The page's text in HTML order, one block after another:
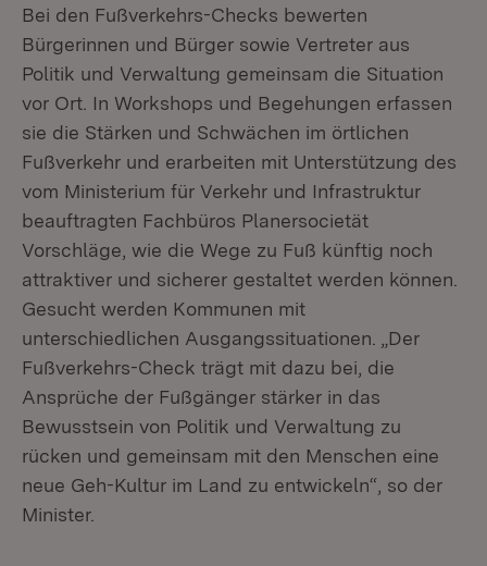
Bei den Fußverkehrs-Checks bewerten
Bürgerinnen und Bürger sowie Vertreter aus
Politik und Verwaltung gemeinsam die Situation
vor Ort. In Workshops und Begehungen erfassen
sie die Stärken und Schwächen im örtlichen
Fußverkehr und erarbeiten mit Unterstützung des
vom Ministerium für Verkehr und Infrastruktur
beauftragten Fachbüros Planersocietät
Vorschläge, wie die Wege zu Fuß künftig noch
attraktiver und sicherer gestaltet werden können.
Gesucht werden Kommunen mit
unterschiedlichen Ausgangssituationen. „Der
Fußverkehrs-Check trägt mit dazu bei, die
Ansprüche der Fußgänger stärker in das
Bewusstsein von Politik und Verwaltung zu
rücken und gemeinsam mit den Menschen eine
neue Geh-Kultur im Land zu entwickeln“, so der
Minister.